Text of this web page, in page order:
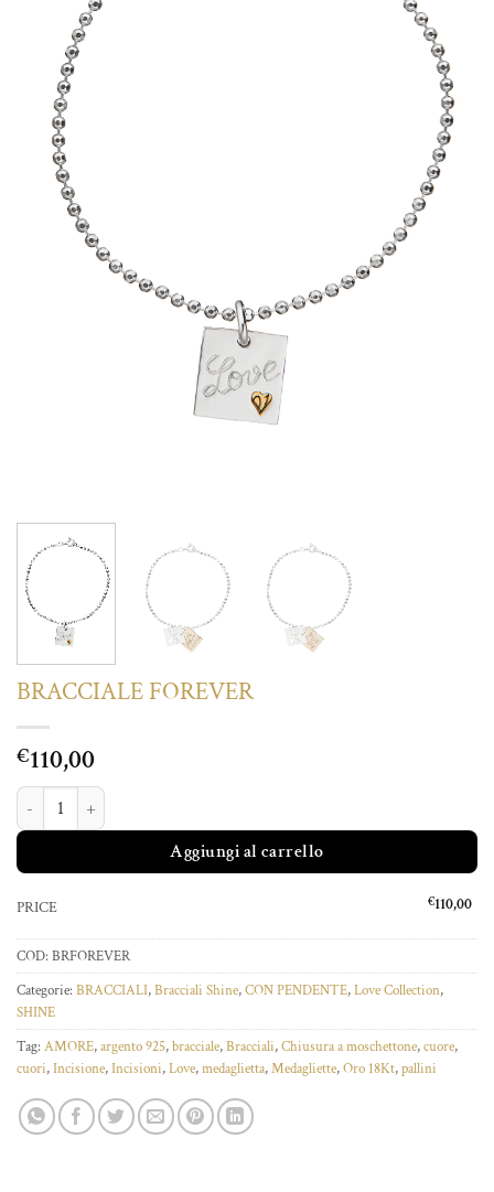
BRACCIALE FOREVER
€110,00
BRACCIALE FOREVER quantità
Aggiungi al carrello
PRICE €110,00
COD: BRFOREVER
Categorie: BRACCIALI,Bracciali Shine,CON PENDENTE,Love Collection,
SHINE
Tag: AMORE,argento 925,bracciale,Bracciali,Chiusura a moschettone,cuore,
cuori,Incisione,Incisioni,Love,medaglietta,Medagliette,Oro 18Kt,pallini